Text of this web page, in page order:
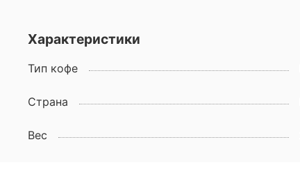
Характеристики
Тип кофе
Страна
Вес